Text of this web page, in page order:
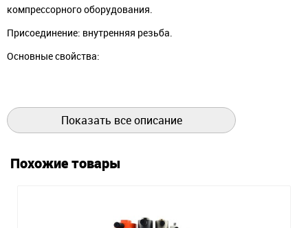
компрессорного оборудования.
Присоединение: внутренняя резьба.
Основные свойства:
Постоянный отвод конденсата.
Не подвержен влиянию резких изменений нагрузок и
Показать все описание
Похожие товары